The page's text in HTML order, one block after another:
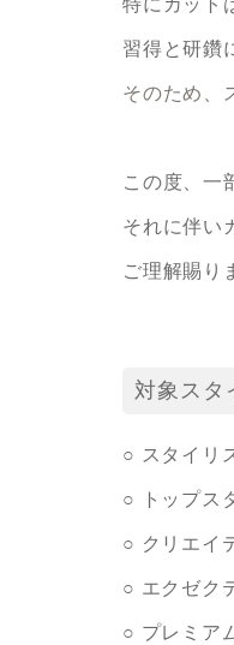
特にカット
習得と研鑽
そのため、
この度、一
それに伴い
ご理解賜り
対象スタ
○ スタイ
○ トップス
○ クリエイ
○ エクゼク
○ プレミア